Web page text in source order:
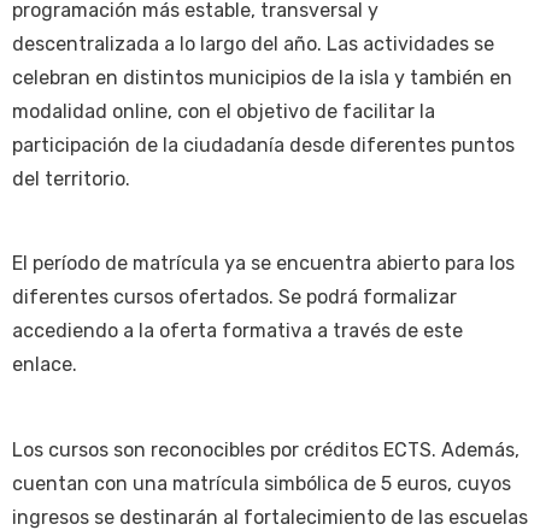
programación más estable, transversal y
descentralizada a lo largo del año. Las actividades se
celebran en distintos municipios de la isla y también en
modalidad online, con el objetivo de facilitar la
participación de la ciudadanía desde diferentes puntos
del territorio.
El período de matrícula ya se encuentra abierto para los
diferentes cursos ofertados. Se podrá formalizar
accediendo a la oferta formativa a través de este
enlace.
Los cursos son reconocibles por créditos ECTS. Además,
cuentan con una matrícula simbólica de 5 euros, cuyos
ingresos se destinarán al fortalecimiento de las escuelas